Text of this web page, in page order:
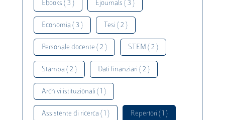
Ebooks ( 3 ) Ejournals ( 3 )
Economia ( 3 ) Tesi ( 2 )
Personale docente ( 2 ) STEM ( 2 )
Stampa ( 2 ) Dati finanziari ( 2 )
Archivi istituzionali ( 1 )
Assistente di ricerca ( 1 ) Repertori ( 1 )